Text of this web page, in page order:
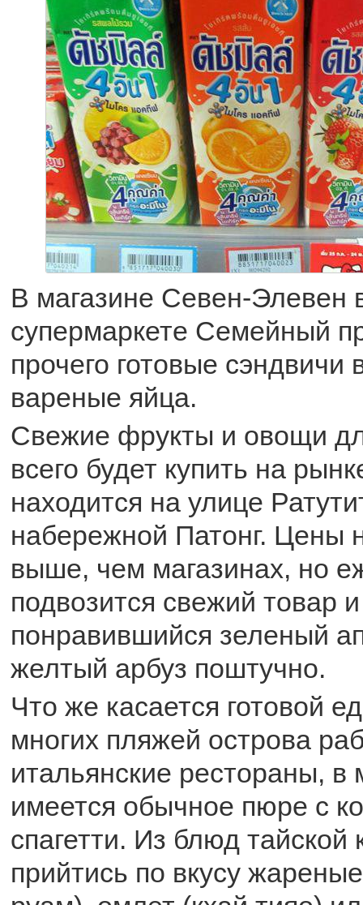
В магазине Севен-Элевен
супермаркете Семейный
прочего готовые сэндвичи
вареные яйца.
Свежие фрукты и овощи
всего будет купить на
находится на улице
набережной Патонг. Цены
выше, чем магазинах, но
подвозится свежий товар
понравившийся зеленый
желтый арбуз поштучно.
Что же касается готовой
многих пляжей острова
итальянские рестораны,
имеется обычное пюре с
спагетти. Из блюд тайской
прийтись по вкусу